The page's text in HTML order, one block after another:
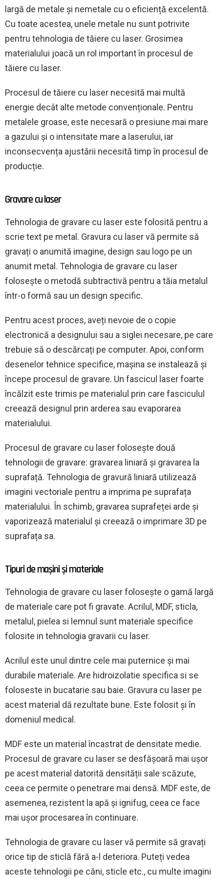
largă de metale și nemetale cu o eficiență excelentă.
Cu toate acestea, unele metale nu sunt potrivite
pentru tehnologia de tăiere cu laser. Grosimea
materialului joacă un rol important în procesul de
tăiere cu laser.
Procesul de tăiere cu laser necesită mai multă
energie decât alte metode convenționale. Pentru
metalele groase, este necesară o presiune mai mare
a gazului și o intensitate mare a laserului, iar
inconsecvența ajustării necesită timp în procesul de
producție.
Gravare cu laser
Tehnologia de gravare cu laser este folosită pentru a
scrie text pe metal. Gravura cu laser vă permite să
gravați o anumită imagine, design sau logo pe un
anumit metal. Tehnologia de gravare cu laser
folosește o metodă subtractivă pentru a tăia metalul
într-o formă sau un design specific.
Pentru acest proces, aveți nevoie de o copie
electronică a designului sau a siglei necesare, pe care
trebuie să o descărcați pe computer. Apoi, conform
desenelor tehnice specifice, mașina se instalează și
începe procesul de gravare. Un fascicul laser foarte
încălzit este trimis pe materialul prin care fasciculul
creează designul prin arderea sau evaporarea
materialului.
Procesul de gravare cu laser folosește două
tehnologii de gravare: gravarea liniară și gravarea la
suprafață. Tehnologia de gravură liniară utilizează
imagini vectoriale pentru a imprima pe suprafața
materialului. În schimb, gravarea suprafeței arde și
vaporizează materialul și creează o imprimare 3D pe
suprafața sa.
Tipuri de mașini și materiale
Tehnologia de gravare cu laser folosește o gamă largă
de materiale care pot fi gravate. Acrilul, MDF, sticla,
metalul, pielea si lemnul sunt materiale specifice
folosite in tehnologia gravarii cu laser.
Acrilul este unul dintre cele mai puternice și mai
durabile materiale. Are hidroizolatie specifica si se
foloseste in bucatarie sau baie. Gravura cu laser pe
acest material dă rezultate bune. Este folosit și în
domeniul medical.
MDF este un material încastrat de densitate medie.
Procesul de gravare cu laser se desfășoară mai ușor
pe acest material datorită densității sale scăzute,
ceea ce permite o penetrare mai densă. MDF este, de
asemenea, rezistent la apă și ignifug, ceea ce face
mai ușor procesarea în continuare.
Tehnologia de gravare cu laser vă permite să gravați
orice tip de sticlă fără a-l deteriora. Puteți vedea
aceste tehnologii pe căni, sticle etc., cu multe imagini